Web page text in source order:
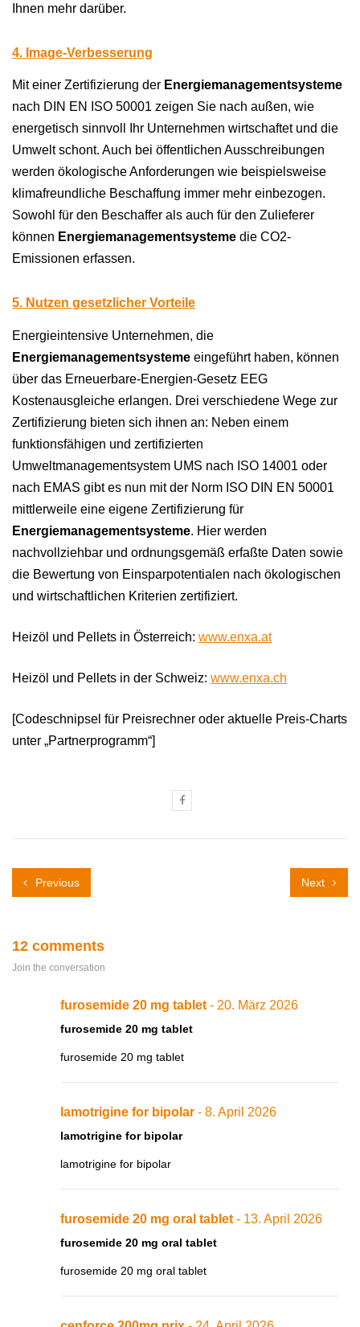
Ihnen mehr darüber.
4. Image-Verbesserung
Mit einer Zertifizierung der Energiemanagementsysteme
nach DIN EN ISO 50001 zeigen Sie nach außen, wie
energetisch sinnvoll Ihr Unternehmen wirtschaftet und die
Umwelt schont. Auch bei öffentlichen Ausschreibungen
werden ökologische Anforderungen wie beispielsweise
klimafreundliche Beschaffung immer mehr einbezogen.
Sowohl für den Beschaffer als auch für den Zulieferer
können Energiemanagementsysteme die CO2-
Emissionen erfassen.
5. Nutzen gesetzlicher Vorteile
Energieintensive Unternehmen, die
Energiemanagementsysteme eingeführt haben, können
über das Erneuerbare-Energien-Gesetz EEG
Kostenausgleiche erlangen. Drei verschiedene Wege zur
Zertifizierung bieten sich ihnen an: Neben einem
funktionsfähigen und zertifizierten
Umweltmanagementsystem UMS nach ISO 14001 oder
nach EMAS gibt es nun mit der Norm ISO DIN EN 50001
mittlerweile eine eigene Zertifizierung für
Energiemanagementsysteme. Hier werden
nachvollziehbar und ordnungsgemäß erfaßte Daten sowie
die Bewertung von Einsparpotentialen nach ökologischen
und wirtschaftlichen Kriterien zertifiziert.
Heizöl und Pellets in Österreich: www.enxa.at
Heizöl und Pellets in der Schweiz: www.enxa.ch
[Codeschnipsel für Preisrechner oder aktuelle Preis-Charts
unter „Partnerprogramm“]
Previous Next
12 comments
Join the conversation
furosemide 20 mg tablet - 20. März 2026
furosemide 20 mg tablet
furosemide 20 mg tablet
lamotrigine for bipolar - 8. April 2026
lamotrigine for bipolar
lamotrigine for bipolar
furosemide 20 mg oral tablet - 13. April 2026
furosemide 20 mg oral tablet
furosemide 20 mg oral tablet